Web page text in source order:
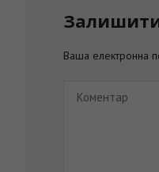
Ваша електронна